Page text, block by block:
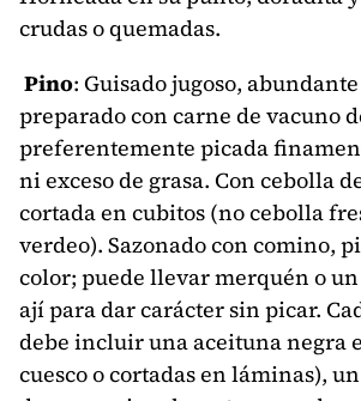
crudas o quemadas.
Pino: Guisado jugoso,
preparado con carne de vacuno
preferentemente picada
ni exceso de grasa. Con cebolla
cortada en cubitos (no cebolla
verdeo). Sazonado con comino,
color; puede llevar merquén o
ají para dar carácter sin picar.
debe incluir una aceituna negra
cuesco o cortadas en láminas),